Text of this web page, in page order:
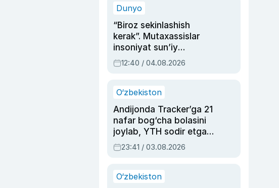
Dunyo
“Biroz sekinlashish
kerak”. Mutaxassislar
insoniyat sun’iy
intellektni boshqara
olmay qolishidan xavotir
12:40 / 04.08.2026
O‘zbekiston
Andijonda Tracker’ga 21
nafar bog‘cha bolasini
joylab, YTH sodir etgan
ayolga sud hukmi o‘qildi
23:41 / 03.08.2026
O‘zbekiston